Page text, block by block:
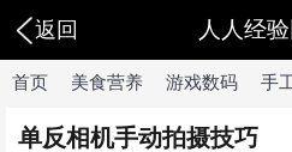
返回 人人经
首页 美食营养 游戏数码 手
单反相机手动拍摄技巧